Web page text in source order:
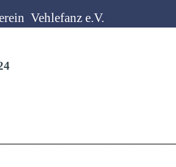
Vehlefanz e.V.